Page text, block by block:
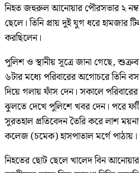
নিহত জহুরুল আনোয়ার পৌরসভার ২
ছেলে। তিনি প্রায় দুই যুগ ধরে হামজার
করছিলেন।
পুলিশ ও স্থানীয় সূত্রে জানা গেছে,
৬টার মধ্যে পরিবারের অগোচরে তিনি
দিয়ে গলায় ফাঁস দেন। সকালে
ঝুলতে দেখে পুলিশে খবর দেন। পরে
সুরতহাল প্রতিবেদন তৈরি করে লাশ
কলেজ (চমেক) হাসপাতাল মর্গে পাঠায়।
নিহতের ছোট ছেলে খালেদ বিন